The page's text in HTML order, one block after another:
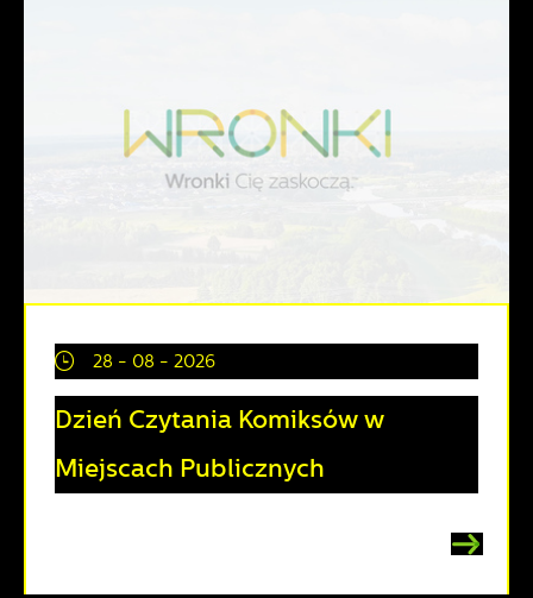
28 - 08 - 2026
Dzień Czytania Komiksów w
Miejscach Publicznych